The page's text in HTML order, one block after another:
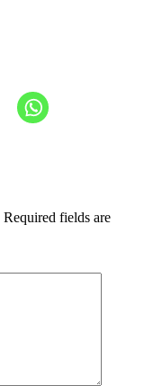
Required fields are